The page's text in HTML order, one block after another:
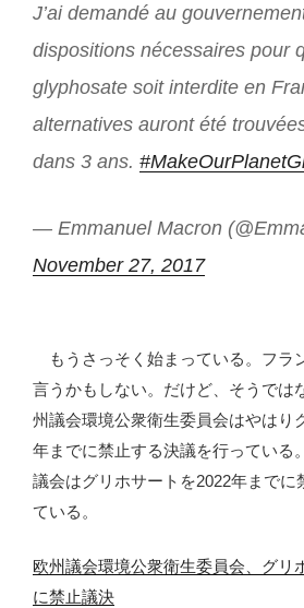
J’ai demandé au
dispositions nécessaires pour
glyphosate soit interdite en
alternatives auront été
dans 3 ans.
— Emmanuel Macron
November 27, 2017
もうさっそく始まっている。フラ
言うかもしない。だけど、そうでは
州議会環境公衆衛生委員会はやはり
年までに禁止する決議を行っている
議会はグリホサートを2022年までに
ている。
欧州議会環境公衆衛生委員会、グリ
に禁止議決